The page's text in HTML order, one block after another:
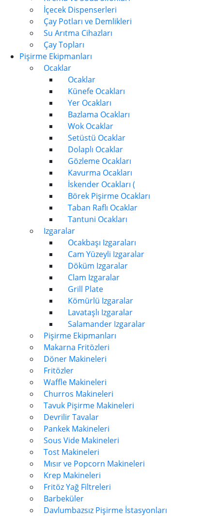
İçecek Dispenserleri
Çay Potları ve Demlikleri
Su Arıtma Cihazları
Çay Topları
Pişirme Ekipmanları
Ocaklar
Ocaklar
Künefe Ocakları
Yer Ocakları
Bazlama Ocakları
Wok Ocaklar
Setüstü Ocaklar
Dolaplı Ocaklar
Gözleme Ocakları
Kavurma Ocakları
İskender Ocakları (
Börek Pişirme Ocakları
Taban Raflı Ocaklar
Tantuni Ocakları
Izgaralar
Ocakbaşı Izgaraları
Cam Yüzeyli Izgaralar
Döküm Izgaralar
Clam Izgaralar
Grill Plate
Kömürlü Izgaralar
Lavataşlı Izgaralar
Salamander Izgaralar
Pişirme Ekipmanları
Makarna Fritözleri
Döner Makineleri
Fritözler
Waffle Makineleri
Churros Makineleri
Tavuk Pişirme Makineleri
Devrilir Tavalar
Pankek Makineleri
Sous Vide Makineleri
Tost Makineleri
Mısır ve Popcorn Makineleri
Krep Makineleri
Fritöz Yağ Filtreleri
Barbeküler
Davlumbazsız Pişirme İstasyonları